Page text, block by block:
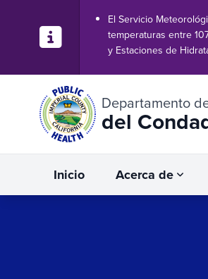
El Servicio
temperaturas entre
y Estaciones de
Departamento
del
Inicio Acerca de